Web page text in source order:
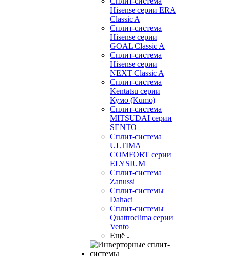
Hisense серии ERA
Classic A
Сплит-система
Hisense серии
GOAL Classic A
Сплит-система
Hisense серии
NEXT Classic A
Сплит-система
Kentatsu серии
Кумо (Kumo)
Сплит-система
MITSUDAI серии
SENTO
Сплит-система
ULTIMA
COMFORT серии
ELYSIUM
Сплит-система
Zanussi
Сплит-системы
Dahaci
Сплит-системы
Quattroclima серии
Vento
Ещё